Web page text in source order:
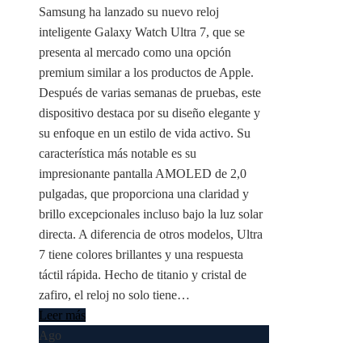
Samsung ha lanzado su nuevo reloj
inteligente Galaxy Watch Ultra 7, que se
presenta al mercado como una opción
premium similar a los productos de Apple.
Después de varias semanas de pruebas, este
dispositivo destaca por su diseño elegante y
su enfoque en un estilo de vida activo. Su
característica más notable es su
impresionante pantalla AMOLED de 2,0
pulgadas, que proporciona una claridad y
brillo excepcionales incluso bajo la luz solar
directa. A diferencia de otros modelos, Ultra
7 tiene colores brillantes y una respuesta
táctil rápida. Hecho de titanio y cristal de
zafiro, el reloj no solo tiene…
Leer más
Ago